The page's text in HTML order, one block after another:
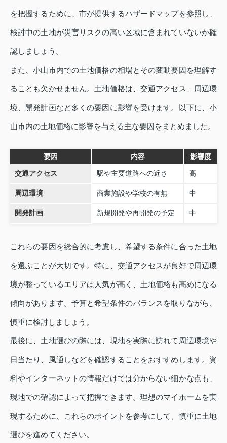
を把握するために、市が提供するハザードマップを参照し、
検討中の土地が災害リスクの高い区域に含まれていないか確
認しましょう。
また、小山市内での土地価格の相場とその変動要因を理解す
ることも欠かせません。土地価格は、交通アクセス、周辺環
境、開発計画など多くの要因に影響を受けます。以下に、小
山市内の土地価格に影響を与える主な要因をまとめました。
要因 内容 影響度
交通アクセス 駅や主要道路への近さ 高
周辺環境 商業施設や学校の有無 中
開発計画 新規開発や再開発の予定 中
これらの要因を総合的に考慮し、希望する条件に合った土地
を選ぶことが大切です。特に、交通アクセスが良好で周辺環
境が整っているエリアは人気が高く、土地価格も高めになる
傾向があります。予算と希望条件のバランスを取りながら、
慎重に検討しましょう。
最後に、土地選びの際には、現地を実際に訪れて周辺環境や
日当たり、風通しなどを確認することをおすすめします。資
料やインターネットの情報だけでは分からない細かな点も、
現地での確認によって把握できます。理想のマイホームを実
現するために、これらのポイントを参考にして、慎重に土地
選びを進めてください。